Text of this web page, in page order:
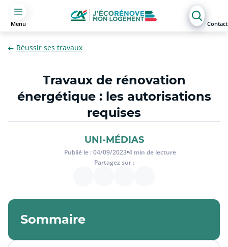
Menu Contact
Réussir ses travaux
Travaux de rénovation
énergétique : les autorisations
requises
UNI-MÉDIAS
Publié le :04/09/2023 4 min de lecture
Partagez sur :
Sommaire